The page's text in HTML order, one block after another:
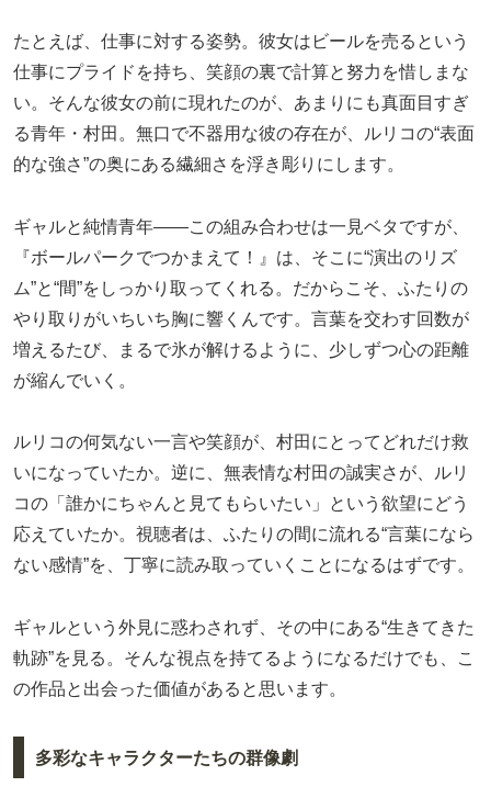
たとえば、仕事に対する姿勢。彼女はビールを売るという
仕事にプライドを持ち、笑顔の裏で計算と努力を惜しまな
い。そんな彼女の前に現れたのが、あまりにも真面目すぎ
る青年・村田。無口で不器用な彼の存在が、ルリコの“表面
的な強さ”の奥にある繊細さを浮き彫りにします。
ギャルと純情青年――この組み合わせは一見ベタですが、
『ボールパークでつかまえて！』は、そこに“演出のリズ
ム”と“間”をしっかり取ってくれる。だからこそ、ふたりの
やり取りがいちいち胸に響くんです。言葉を交わす回数が
増えるたび、まるで氷が解けるように、少しずつ心の距離
が縮んでいく。
ルリコの何気ない一言や笑顔が、村田にとってどれだけ救
いになっていたか。逆に、無表情な村田の誠実さが、ルリ
コの「誰かにちゃんと見てもらいたい」という欲望にどう
応えていたか。視聴者は、ふたりの間に流れる“言葉になら
ない感情”を、丁寧に読み取っていくことになるはずです。
ギャルという外見に惑わされず、その中にある“生きてきた
軌跡”を見る。そんな視点を持てるようになるだけでも、こ
の作品と出会った価値があると思います。
多彩なキャラクターたちの群像劇